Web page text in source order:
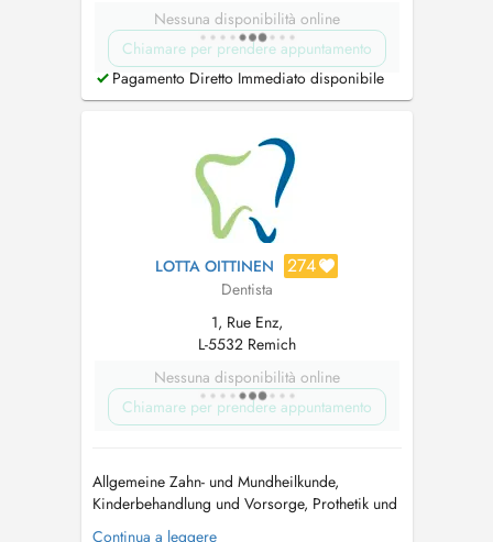
Nessuna disponibilità online
Chiamare per prendere appuntamento
Pagamento Diretto Immediato disponibile
LOTTA OITTINEN 274
Dentista
1, Rue Enz,
L-5532 Remich
Nessuna disponibilità online
Chiamare per prendere appuntamento
Allgemeine Zahn- und Mundheilkunde,
Kinderbehandlung und Vorsorge, Prothetik und
ästhetischer Zahnersatz, allgemeine
Continua a leggere